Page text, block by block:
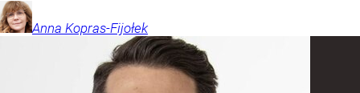
Anna Kopras-Fijołek